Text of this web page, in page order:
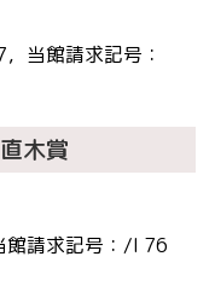
当館請求記号：
木賞
館請求記号：/I 76